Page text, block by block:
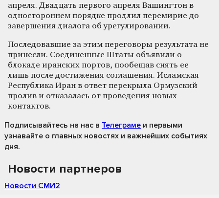
апреля. Двадцать первого апреля Вашингтон в
одностороннем порядке продлил перемирие до
завершения диалога об урегулировании.
Последовавшие за этим переговоры результата не
принесли. Соединенные Штаты объявили о
блокаде иранских портов, пообещав снять ее
лишь после достижения соглашения. Исламская
Республика Иран в ответ перекрыла Ормузский
пролив и отказалась от проведения новых
контактов.
Подписывайтесь на нас в Телеграме и первыми
узнавайте о главных новостях и важнейших событиях
дня.
Новости партнеров
Новости СМИ2